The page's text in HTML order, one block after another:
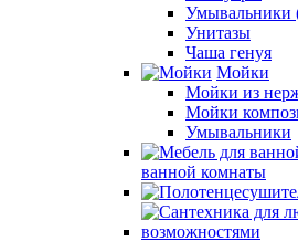
Умывальники
Унитазы
Чаша генуя
Мойки
Мойки из
Мойки
Умывальники
ванной комнаты